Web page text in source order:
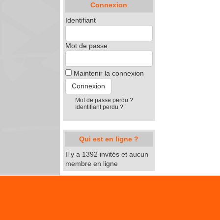
Connexion
Identifiant
Mot de passe
Maintenir la connexion
Mot de passe perdu ?
Identifiant perdu ?
Qui est en ligne ?
Il y a 1392 invités et aucun
membre en ligne